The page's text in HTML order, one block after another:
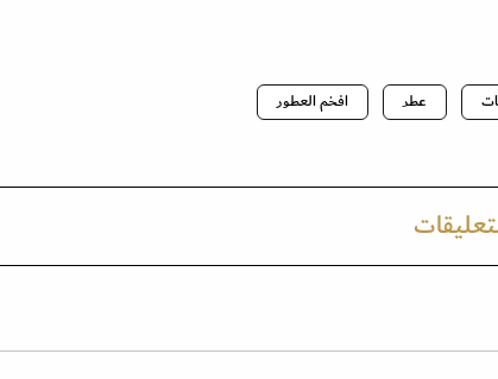
عطر افخم العطور